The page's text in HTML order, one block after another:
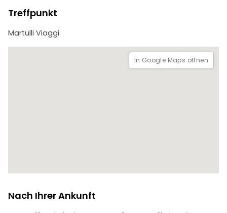
Matera, einer UNESCO-Weltkulturerbestadt, eintauchen
Italiens entdecken möchten.
Treffpunkt
Martulli Viaggi
In Google Maps öffnen
Nach Ihrer Ankunft